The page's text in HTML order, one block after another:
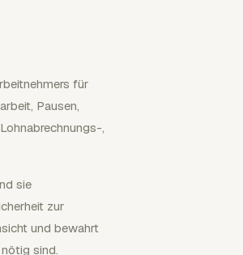
für
Pausen,
,
sie
zur
und bewahrt
sind.